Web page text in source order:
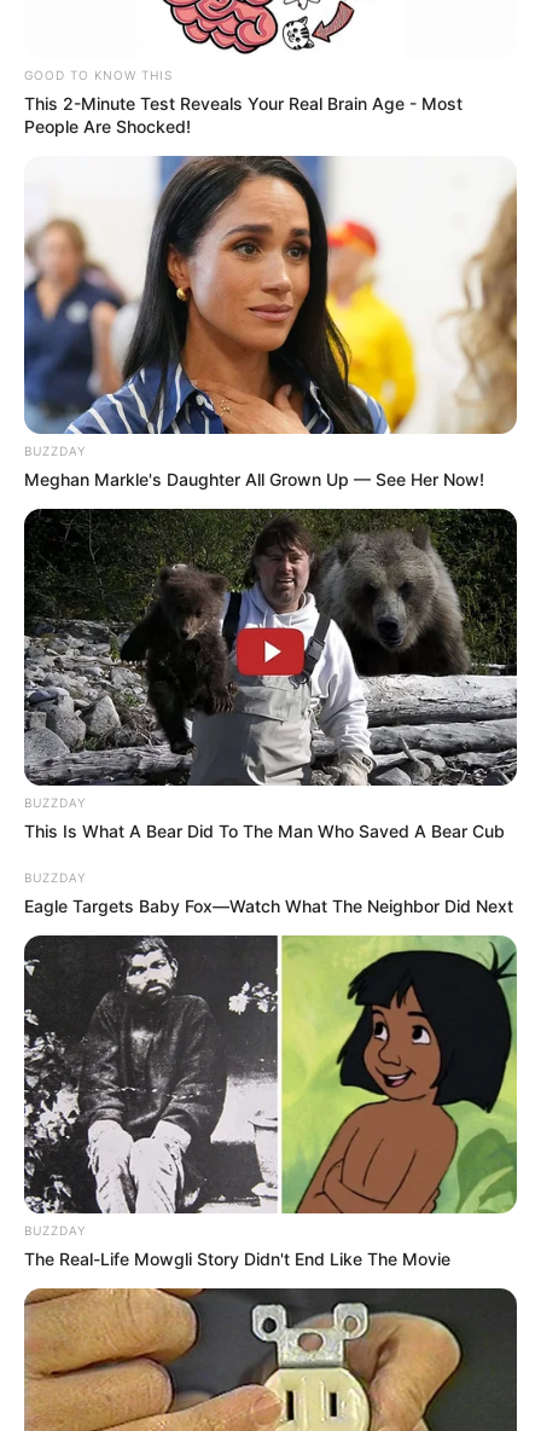
Aya se propose ainsi de rejoindre la partie de
poker afin d’aider Zoé. Au commissariat, Steve
Florian Abboud) envoie un message à Jules,
dont il est sans nouvelles depuis plusieurs
annonce que Patrick (
le voir dans son bureau. Inquiet, Steve s’y rend,
mais Patrick lui offre finalement une barre de
céréales ainsi qu’un stylo pour son concours, ce
qui le rassure.
GOOD TO KNOW THIS
This 2-Minute Test Reveals Your Real Brain Age - Most
People Are Shocked!
BUZZDAY
Meghan Markle's Daughter All Grown Up — See Her Now!
BUZZDAY
This Is What A Bear Did To The Man Who Saved A Bear Cub
BUZZDAY
Eagle Targets Baby Fox—Watch What The Neighbor Did Next
BUZZDAY
The Real-Life Mowgli Story Didn't End Like The Movie